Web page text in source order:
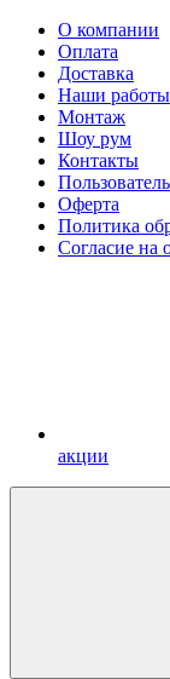
О компании
Оплата
Доставка
Наши работы
Монтаж
Шоу рум
Контакты
Оферта
Политика
Согласие на
акции